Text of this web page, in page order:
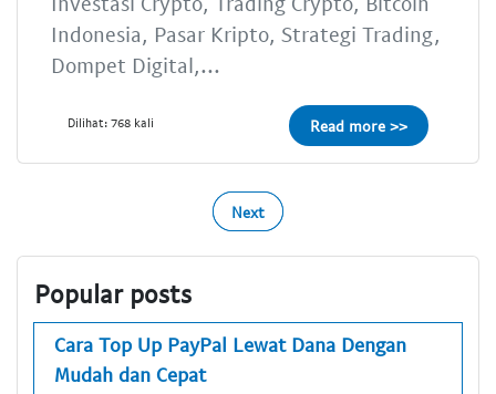
Indonesia, Pasar Kripto, Strategi Trading,
Dompet Digital,...
Dilihat: 768 kali Read more >>
Next
Popular posts
Cara Top Up PayPal Lewat Dana Dengan
Mudah dan Cepat